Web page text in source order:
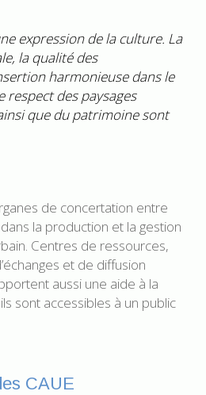
expression de la culture. La
la qualité des
harmonieuse dans le
des paysages
que du patrimoine sont
de concertation entre
la production et la gestion
Centres de ressources,
et de diffusion
aussi une aide à la
sont accessibles à un public
CAUE